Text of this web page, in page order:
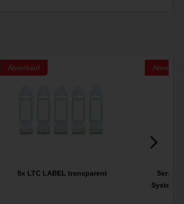
Abverkauf
5x LTC LABEL transparent
Abverkauf
5er-
System,